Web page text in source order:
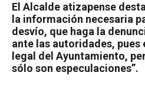
El Alcalde atizapense
la información necesaria
desvío, que haga la
ante las autoridades, pues
legal del Ayuntamiento,
sólo son especulaciones”.